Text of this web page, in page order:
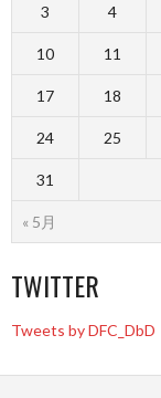
« 5月
3 4
10 11
17 18
24 25
31
TWITTER
Tweets by DFC_DbD